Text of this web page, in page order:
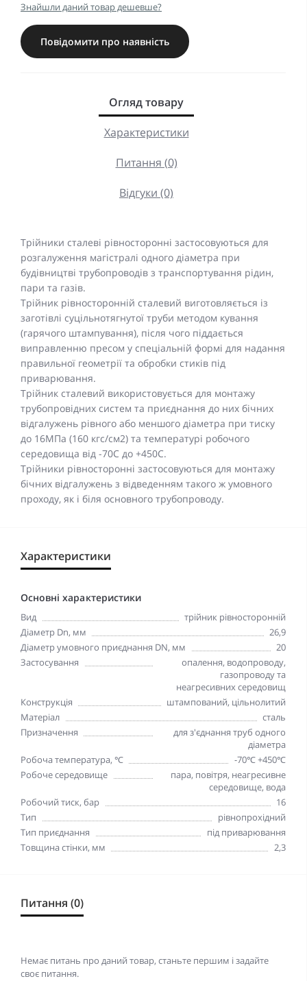
Знайшли даний товар дешевше?
Повідомити про наявність
Огляд товару
Характеристики
Питання (0)
Відгуки (0)
Трійники сталеві рівносторонні застосовуються для
розгалуження магістралі одного діаметра при
будівництві трубопроводів з транспортування рідин,
пари та газів.
Трійник рівносторонній сталевий виготовляється із
заготівлі суцільнотягнутої труби методом кування
(гарячого штампування), після чого піддається
виправленню пресом у спеціальній формі для надання
правильної геометрії та обробки стиків під
приварювання.
Трійник сталевий використовується для монтажу
трубопровідних систем та приєднання до них бічних
відгалужень рівного або меншого діаметра при тиску
до 16МПа (160 кгс/см2) та температурі робочого
середовища від -70С до +450С.
Трійники рівносторонні застосовуються для монтажу
бічних відгалужень з відведенням такого ж умовного
проходу, як і біля основного трубопроводу.
Характеристики
Основні характеристики
Вид
трійник рівносторонній
Діаметр Dn, мм
26,9
Діаметр умовного приєднання DN, мм
20
Застосування
опалення, водопроводу,
газопроводу та
неагресивних середовищ
Конструкція
штампований, цільнолитий
Матеріал
сталь
Призначення
для з'єднання труб одного
діаметра
Робоча температура, ℃
-70℃ +450℃
Робоче середовище
пара, повітря, неагресивне
середовище, вода
Робочий тиск, бар
16
Тип
рівнопрохідний
Тип приєднання
під приварювання
Товщина стінки, мм
2,3
Питання (0)
Немає питань про даний товар, станьте першим і задайте
своє питання.